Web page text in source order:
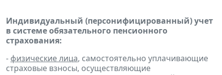
Индивидуальный (персонифицированный) учет
в системе обязательного пенсионного
страхования:
- физические лица, самостоятельно уплачивающие
страховые взносы, осуществляющие